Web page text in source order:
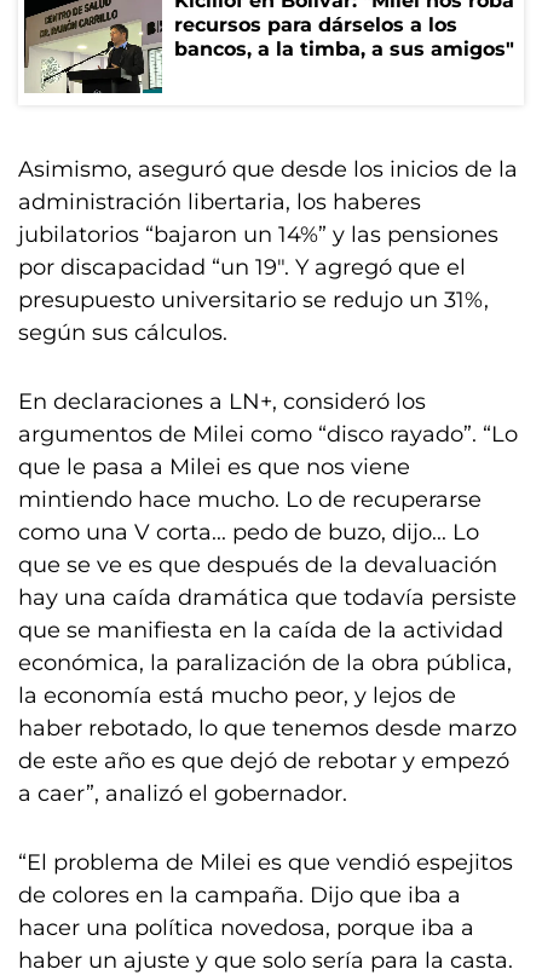
recursos para dárselos a los
bancos, a la timba, a sus amigos"
Asimismo, aseguró que desde los inicios de la
administración libertaria, los haberes
jubilatorios “bajaron un 14%” y las pensiones
por discapacidad “un 19″. Y agregó que el
presupuesto universitario se redujo un 31%,
según sus cálculos.
En declaraciones a LN+, consideró los
argumentos de Milei como “disco rayado”. “Lo
que le pasa a Milei es que nos viene
mintiendo hace mucho. Lo de recuperarse
como una V corta... pedo de buzo, dijo... Lo
que se ve es que después de la devaluación
hay una caída dramática que todavía persiste
que se manifiesta en la caída de la actividad
económica, la paralización de la obra pública,
la economía está mucho peor, y lejos de
haber rebotado, lo que tenemos desde marzo
de este año es que dejó de rebotar y empezó
a caer”, analizó el gobernador.
“El problema de Milei es que vendió espejitos
de colores en la campaña. Dijo que iba a
hacer una política novedosa, porque iba a
haber un ajuste y que solo sería para la casta.